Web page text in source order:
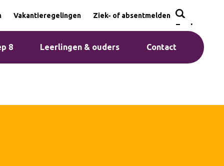
Vakantieregelingen Ziek- of absentmelden
Zoeken
8 Leerlingen & ouders Contact